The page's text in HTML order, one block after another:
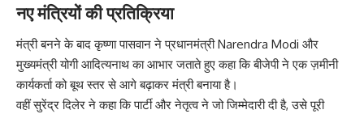
नए मंत्रियों की प्रतिक्रिया
मंत्री बनने के बाद कृष्णा पासवान ने प्रधानमंत्री Narendra Modi और
मुख्यमंत्री योगी आदित्यनाथ का आभार जताते हुए कहा कि बीजेपी ने एक ज़मीनी
कार्यकर्ता को बूथ स्तर से आगे बढ़ाकर मंत्री बनाया है।
वहीं सुरेंद्र दिलेर ने कहा कि पार्टी और नेतृत्व ने जो जिम्मेदारी दी है, उसे पूरी